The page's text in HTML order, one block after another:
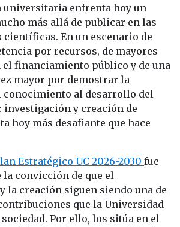
universitaria enfrenta hoy un
más allá de publicar en las
En un escenario de
por recursos, de mayores
financiamiento público y de una
mayor por demostrar la
al desarrollo del
y creación de
hoy más desafiante que hace
Estratégico UC 2026-2030 fue
la convicción de que el
la creación siguen siendo una de
que la Universidad
Por ello, los sitúa en el